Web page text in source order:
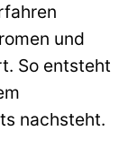
und
So entsteht
nachsteht.